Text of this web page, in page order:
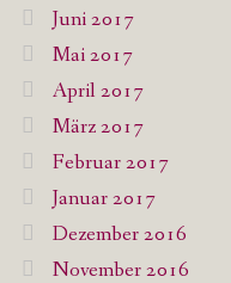
Juni 2017
Mai 2017
April 2017
März 2017
Februar 2017
Januar 2017
Dezember 2016
November 2016